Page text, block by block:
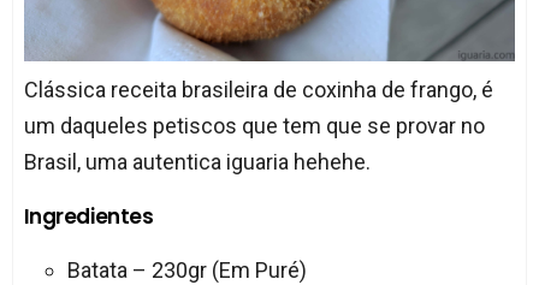
Clássica receita brasileira de coxinha de frango, é
um daqueles petiscos que tem que se provar no
Brasil, uma autentica iguaria hehehe.
Ingredientes
Batata – 230gr (Em Puré)